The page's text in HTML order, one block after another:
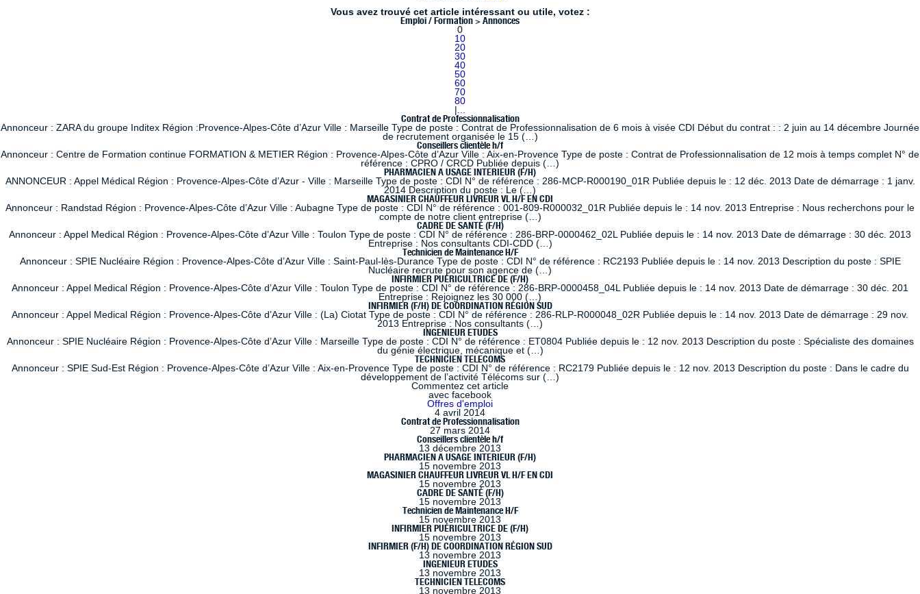
Vous avez trouvé cet article intéressant ou utile, votez :
Emploi / Formation > Annonces
0
10
20
30
40
50
60
70
80
...
Contrat de Professionnalisation
Annonceur : ZARA du groupe Inditex Région :Provence-Alpes-Côte d’Azur Ville : Marseille Type de poste : Contrat de Professionnalisation de 6 mois à visée CDI Début du contrat : : 2 juin au 14 décembre Journée
de recrutement organisée le 15 (…)
Conseillers clientèle h/f
Annonceur : Centre de Formation continue FORMATION & METIER Région : Provence-Alpes-Côte d’Azur Ville : Aix-en-Provence Type de poste : Contrat de Professionnalisation de 12 mois à temps complet N° de
référence : CPRO / CRCD Publiée depuis (…)
PHARMACIEN A USAGE INTERIEUR (F/H)
ANNONCEUR : Appel Médical Région : Provence-Alpes-Côte d’Azur - Ville : Marseille Type de poste : CDI N° de référence : 286-MCP-R000190_01R Publiée depuis le : 12 déc. 2013 Date de démarrage : 1 janv.
2014 Description du poste : Le (…)
MAGASINIER CHAUFFEUR LIVREUR VL H/F EN CDI
Annonceur : Randstad Région : Provence-Alpes-Côte d’Azur Ville : Aubagne Type de poste : CDI N° de référence : 001-809-R000032_01R Publiée depuis le : 14 nov. 2013 Entreprise : Nous recherchons pour le
compte de notre client entreprise (…)
CADRE DE SANTÉ (F/H)
Annonceur : Appel Medical Région : Provence-Alpes-Côte d’Azur Ville : Toulon Type de poste : CDI N° de référence : 286-BRP-0000462_02L Publiée depuis le : 14 nov. 2013 Date de démarrage : 30 déc. 2013
Entreprise : Nos consultants CDI-CDD (…)
Technicien de Maintenance H/F
Annonceur : SPIE Nucléaire Région : Provence-Alpes-Côte d’Azur Ville : Saint-Paul-lès-Durance Type de poste : CDI N° de référence : RC2193 Publiée depuis le : 14 nov. 2013 Description du poste : SPIE
Nucléaire recrute pour son agence de (…)
INFIRMIER PUÉRICULTRICE DE (F/H)
Annonceur : Appel Medical Région : Provence-Alpes-Côte d’Azur Ville : Toulon Type de poste : CDI N° de référence : 286-BRP-0000458_04L Publiée depuis le : 14 nov. 2013 Date de démarrage : 30 déc. 201
Entreprise : Rejoignez les 30 000 (…)
INFIRMIER (F/H) DE COORDINATION RÉGION SUD
Annonceur : Appel Medical Région : Provence-Alpes-Côte d’Azur Ville : (La) Ciotat Type de poste : CDI N° de référence : 286-RLP-R000048_02R Publiée depuis le : 14 nov. 2013 Date de démarrage : 29 nov.
2013 Entreprise : Nos consultants (…)
INGENIEUR ETUDES
Annonceur : SPIE Nucléaire Région : Provence-Alpes-Côte d’Azur Ville : Marseille Type de poste : CDI N° de référence : ET0804 Publiée depuis le : 12 nov. 2013 Description du poste : Spécialiste des domaines
du génie électrique, mécanique et (…)
TECHNICIEN TELECOMS
Annonceur : SPIE Sud-Est Région : Provence-Alpes-Côte d’Azur Ville : Aix-en-Provence Type de poste : CDI N° de référence : RC2179 Publiée depuis le : 12 nov. 2013 Description du poste : Dans le cadre du
développement de l’activité Télécoms sur (…)
Commentez cet article
avec facebook
Offres d'emploi
4 avril 2014
Contrat de Professionnalisation
27 mars 2014
Conseillers clientèle h/f
13 décembre 2013
PHARMACIEN A USAGE INTERIEUR (F/H)
15 novembre 2013
MAGASINIER CHAUFFEUR LIVREUR VL H/F EN CDI
15 novembre 2013
CADRE DE SANTÉ (F/H)
15 novembre 2013
Technicien de Maintenance H/F
15 novembre 2013
INFIRMIER PUÉRICULTRICE DE (F/H)
15 novembre 2013
INFIRMIER (F/H) DE COORDINATION RÉGION SUD
13 novembre 2013
INGENIEUR ETUDES
13 novembre 2013
TECHNICIEN TELECOMS
13 novembre 2013